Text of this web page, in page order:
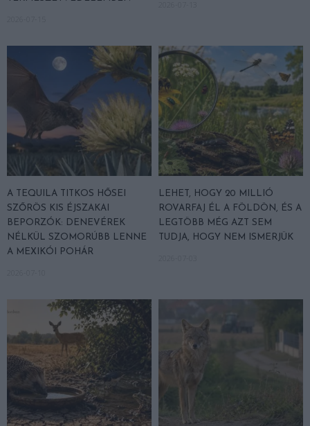
A TEQUILA TITKOS HŐSEI
SZŐRÖS KIS ÉJSZAKAI
BEPORZÓK: DENEVÉREK
NÉLKÜL SZOMORÚBB LENNE
A MEXIKÓI POHÁR
LEHET, HOGY 20 MILLIÓ
ROVARFAJ ÉL A FÖLDÖN, ÉS A
LEGTÖBB MÉG AZT SEM
TUDJA, HOGY NEM ISMERJÜK